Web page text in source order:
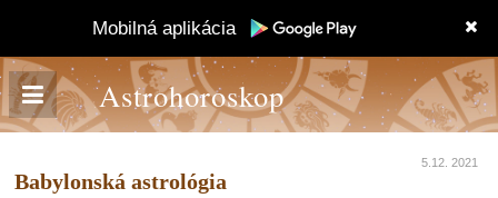
Mobilná aplikácia
Astrohoroskop
5.12. 2021
Babylonská astrológia